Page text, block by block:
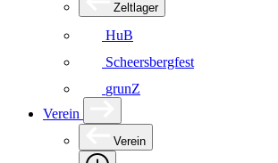
Zeltlager
HuB
Scheersbergfest
grunZ
Verein
Verein